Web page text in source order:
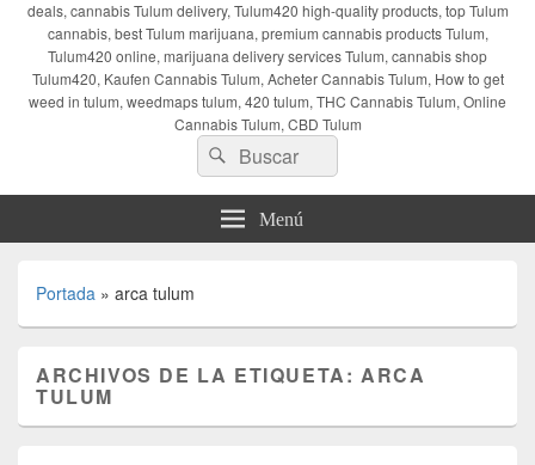
deals, cannabis Tulum delivery, Tulum420 high-quality products, top Tulum
cannabis, best Tulum marijuana, premium cannabis products Tulum,
Tulum420 online, marijuana delivery services Tulum, cannabis shop
Tulum420, Kaufen Cannabis Tulum, Acheter Cannabis Tulum, How to get
weed in tulum, weedmaps tulum, 420 tulum, THC Cannabis Tulum, Online
Cannabis Tulum, CBD Tulum
Buscar
por:
Buscar
Menú
Portada » arca tulum
ARCHIVOS DE LA ETIQUETA:ARCA
TULUM